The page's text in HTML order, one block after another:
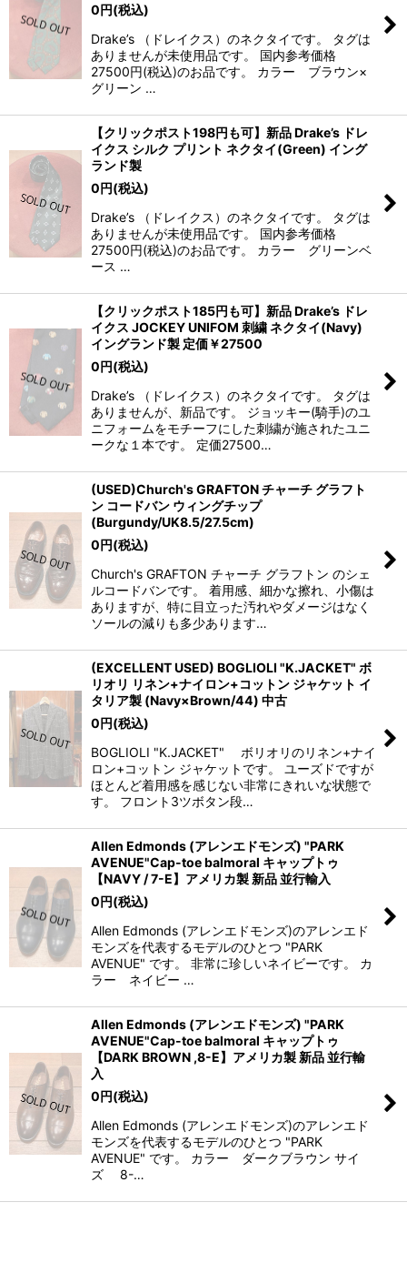
0円(税込)
Drake’s （ドレイクス）のネクタイです。 タグは
ありませんが未使用品です。 国内参考価格
27500円(税込)のお品です。 カラー ブラウン×
グリーン …
【クリックポスト198円も可】新品 Drake’s ドレ
イクス シルク プリント ネクタイ(Green) イング
ランド製
0円(税込)
Drake’s （ドレイクス）のネクタイです。 タグは
ありませんが未使用品です。 国内参考価格
27500円(税込)のお品です。 カラー グリーンベ
ース …
【クリックポスト185円も可】新品 Drake’s ドレ
イクス JOCKEY UNIFOM 刺繍 ネクタイ(Navy)
イングランド製 定価￥27500
0円(税込)
Drake’s （ドレイクス）のネクタイです。 タグは
ありませんが、新品です。 ジョッキー(騎手)のユ
ニフォームをモチーフにした刺繍が施されたユニ
ークな１本です。 定価27500…
(USED)Church's GRAFTON チャーチ グラフト
ン コードバン ウィングチップ
(Burgundy/UK8.5/27.5cm)
0円(税込)
Church's GRAFTON チャーチ グラフトン のシェ
ルコードバンです。 着用感、細かな擦れ、小傷は
ありますが、特に目立った汚れやダメージはなく
ソールの減りも多少あります…
(EXCELLENT USED) BOGLIOLI "K.JACKET" ボ
リオリ リネン+ナイロン+コットン ジャケット イ
タリア製 (Navy×Brown/44) 中古
0円(税込)
BOGLIOLI "K.JACKET" ボリオリのリネン+ナイ
ロン+コットン ジャケットです。 ユーズドですが
ほとんど着用感を感じない非常にきれいな状態で
す。 フロント3ツボタン段…
Allen Edmonds (アレンエドモンズ) "PARK
AVENUE"Cap-toe balmoral キャップトゥ
【NAVY / 7-E】アメリカ製 新品 並行輸入
0円(税込)
Allen Edmonds (アレンエドモンズ)のアレンエド
モンズを代表するモデルのひとつ "PARK
AVENUE" です。 非常に珍しいネイビーです。 カ
ラー ネイビー …
Allen Edmonds (アレンエドモンズ) "PARK
AVENUE"Cap-toe balmoral キャップトゥ
【DARK BROWN ,8-E】アメリカ製 新品 並行輸
入
0円(税込)
Allen Edmonds (アレンエドモンズ)のアレンエド
モンズを代表するモデルのひとつ "PARK
AVENUE" です。 カラー ダークブラウン サイ
ズ 8-…